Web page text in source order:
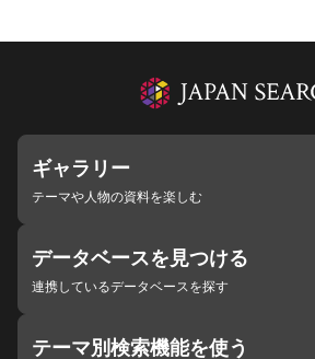
ギャラリー
テーマや人物の資料を楽しむ
データベースを見つける
連携しているデータベースを探す
テーマ別検索機能を使う